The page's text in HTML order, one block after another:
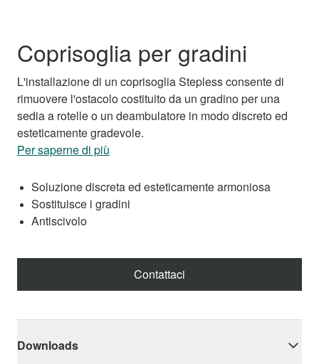
Coprisoglia per gradini
L'installazione di un coprisoglia Stepless consente di
rimuovere l'ostacolo costituito da un gradino per una
sedia a rotelle o un deambulatore in modo discreto ed
esteticamente gradevole.
Per saperne di più
Soluzione discreta ed esteticamente armoniosa
Sostituisce i gradini
Antiscivolo
Contattaci
Downloads